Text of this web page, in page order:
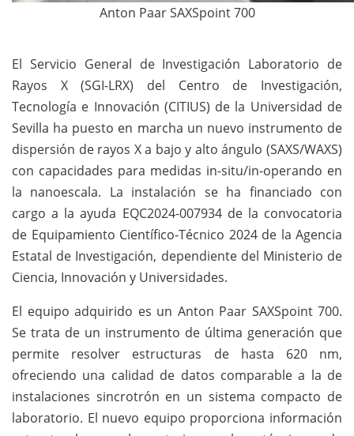
Anton Paar SAXSpoint 700
El Servicio General de Investigación Laboratorio de
Rayos X (SGI-LRX) del Centro de Investigación,
Tecnología e Innovación (CITIUS) de la Universidad de
Sevilla ha puesto en marcha un nuevo instrumento de
dispersión de rayos X a bajo y alto ángulo (SAXS/WAXS)
con capacidades para medidas in-situ/in-operando en
la nanoescala. La instalación se ha financiado con
cargo a la ayuda EQC2024-007934 de la convocatoria
de Equipamiento Científico-Técnico 2024 de la Agencia
Estatal de Investigación, dependiente del Ministerio de
Ciencia, Innovación y Universidades.
El equipo adquirido es un Anton Paar SAXSpoint 700.
Se trata de un instrumento de última generación que
permite resolver estructuras de hasta 620 nm,
ofreciendo una calidad de datos comparable a la de
instalaciones sincrotrón en un sistema compacto de
laboratorio. El nuevo equipo proporciona información